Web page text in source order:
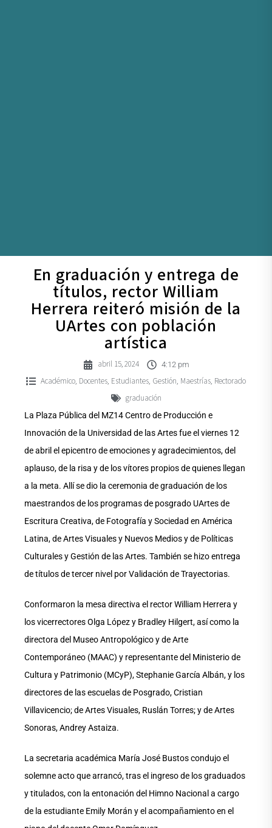
En graduación y entrega de
títulos, rector William
Herrera reiteró misión de la
UArtes con población
artística
abril 15, 2024 4:12 pm
Académico, Docentes, Estudiantes, Gestión, Maestrías, Rectorado
graduación
La Plaza Pública del MZ14 Centro de Producción e
Innovación de la Universidad de las Artes fue el viernes 12
de abril el epicentro de emociones y agradecimientos, del
aplauso, de la risa y de los vítores propios de quienes llegan
a la meta. Allí se dio la ceremonia de graduación de los
maestrandos de los programas de posgrado UArtes de
Escritura Creativa, de Fotografía y Sociedad en América
Latina, de Artes Visuales y Nuevos Medios y de Políticas
Culturales y Gestión de las Artes. También se hizo entrega
de títulos de tercer nivel por Validación de Trayectorias.
Conformaron la mesa directiva el rector William Herrera y
los vicerrectores Olga López y Bradley Hilgert, así como la
directora del Museo Antropológico y de Arte
Contemporáneo (MAAC) y representante del Ministerio de
Cultura y Patrimonio (MCyP), Stephanie García Albán, y los
directores de las escuelas de Posgrado, Cristian
Villavicencio; de Artes Visuales, Ruslán Torres; y de Artes
Sonoras, Andrey Astaiza.
La secretaria académica María José Bustos condujo el
solemne acto que arrancó, tras el ingreso de los graduados
y titulados, con la entonación del Himno Nacional a cargo
de la estudiante Emily Morán y el acompañamiento en el